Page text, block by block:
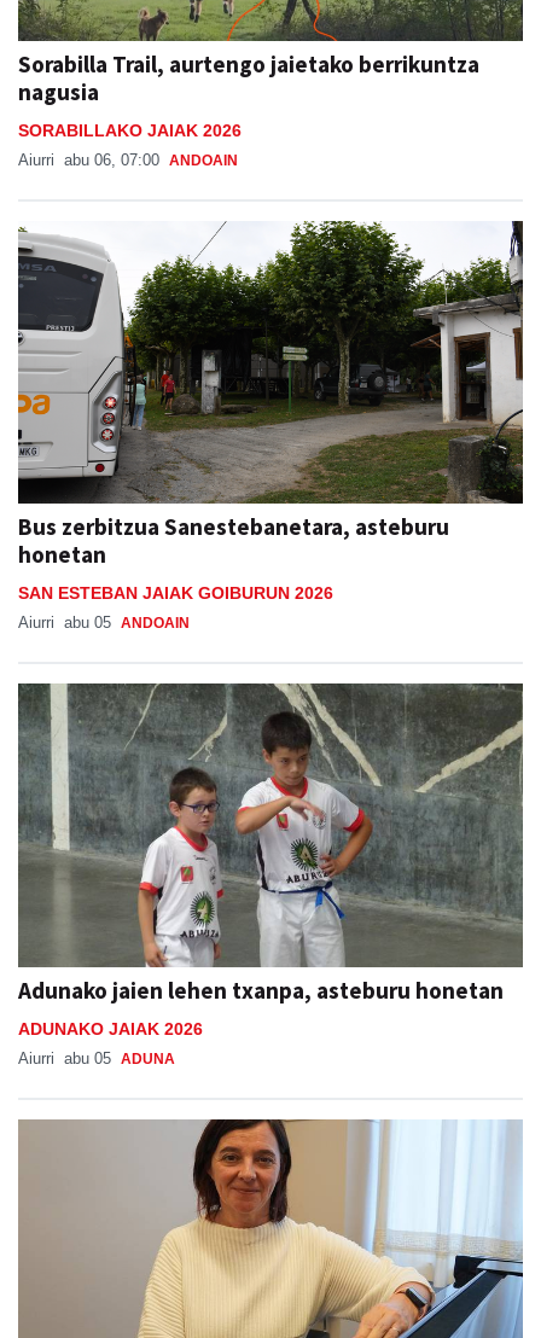
Sorabilla Trail, aurtengo jaietako berrikuntza
nagusia
SORABILLAKO JAIAK 2026
Aiurri abu 06, 07:00 ANDOAIN
Bus zerbitzua Sanestebanetara, asteburu
honetan
SAN ESTEBAN JAIAK GOIBURUN 2026
Aiurri abu 05 ANDOAIN
Adunako jaien lehen txanpa, asteburu honetan
ADUNAKO JAIAK 2026
Aiurri abu 05 ADUNA